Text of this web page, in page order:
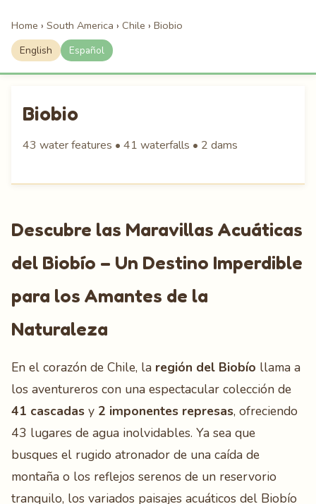
Home › South America › Chile › Biobio
English Español
Biobio
43 water features • 41 waterfalls • 2 dams
Descubre las Maravillas Acuáticas
del Biobío – Un Destino Imperdible
para los Amantes de la
Naturaleza
En el corazón de Chile, la región del Biobío llama a
los aventureros con una espectacular colección de
41 cascadas y 2 imponentes represas, ofreciendo
43 lugares de agua inolvidables. Ya sea que
busques el rugido atronador de una caída de
montaña o los reflejos serenos de un reservorio
tranquilo, los variados paisajes acuáticos del Biobío